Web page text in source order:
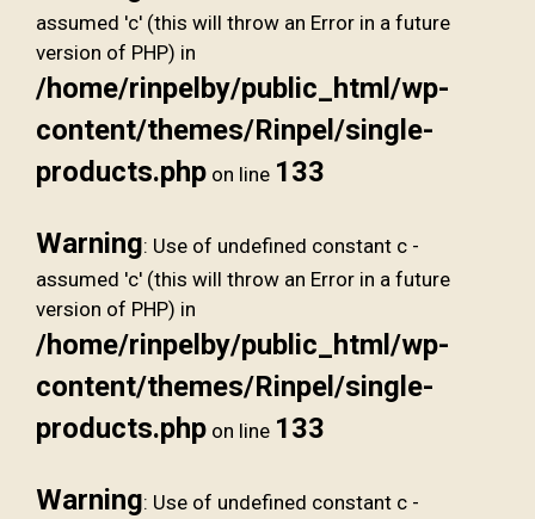
assumed 'c' (this will throw an Error in a future
version of PHP) in
/home/rinpelby/public_html/wp-
content/themes/Rinpel/single-
products.php on line 133
Warning: Use of undefined constant c -
assumed 'c' (this will throw an Error in a future
version of PHP) in
/home/rinpelby/public_html/wp-
content/themes/Rinpel/single-
products.php on line 133
Warning: Use of undefined constant c -